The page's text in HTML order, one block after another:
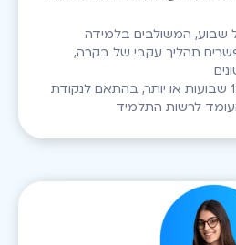
שבוע, המשולבים בלמידה
תהליך עקבי של בקרה,
מסלולים בני 6, 8, 10, 12 שבועות או יותר, בהתאם לנקודת